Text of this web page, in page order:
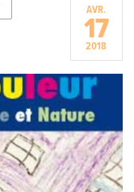
AVR.
17
2018